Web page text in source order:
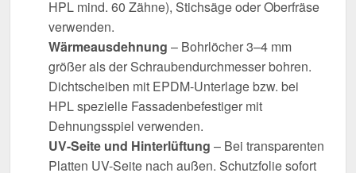
HPL mind. 60 Zähne), Stichsäge oder Oberfräse
verwenden.
Wärmeausdehnung – Bohrlöcher 3–4 mm
größer als der Schraubendurchmesser bohren.
Dichtscheiben mit EPDM-Unterlage bzw. bei
HPL spezielle Fassadenbefestiger mit
Dehnungsspiel verwenden.
UV-Seite und Hinterlüftung – Bei transparenten
Platten UV-Seite nach außen. Schutzfolie sofort